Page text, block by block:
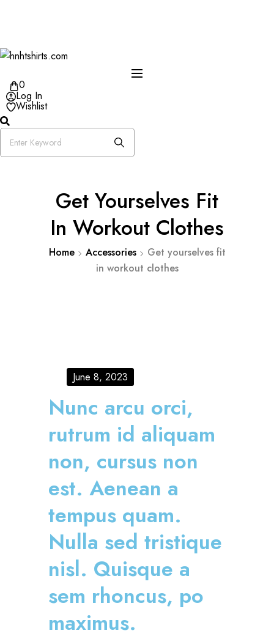
0
Log In
Wishlist
Get Yourselves Fit
In Workout Clothes
Home Accessories
Get yourselves fit
in workout clothes
June 8, 2023
Nunc arcu orci,
rutrum id aliquam
non, cursus non
est. Aenean a
tempus quam.
Nulla sed tristique
nisl. Quisque a
sem rhoncus, po
maximus.